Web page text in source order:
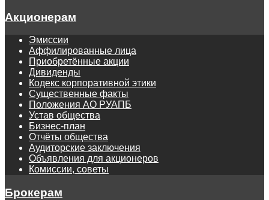
Акционерам
Эмиссии
Аффилированные лица
Приобретённые акции
Дивиденды
Кодекс корпоративной этики
Существенные факты
Положения АО РУАПБ
Устав общества
Бизнес-план
Отчёты общества
Аудиторские заключения
Объявления для акционеров
Комиссии, советы
Брокерам